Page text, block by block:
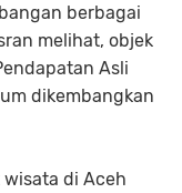
berbagai
melihat, objek
Asli
dikembangkan
di Aceh